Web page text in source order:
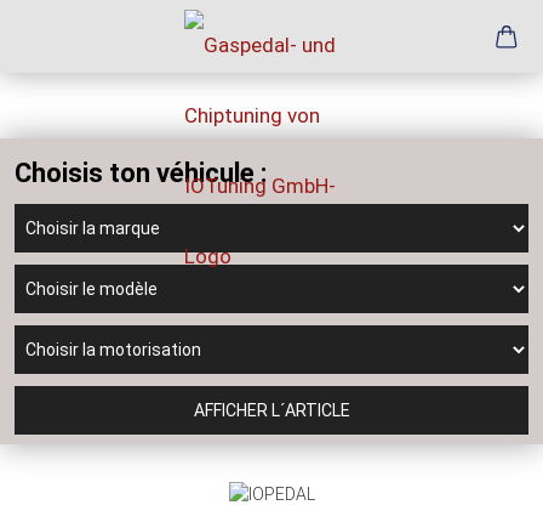
Choisis ton véhicule :
AFFICHER L´ARTICLE